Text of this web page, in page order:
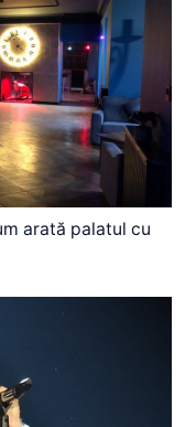
arată palatul cu